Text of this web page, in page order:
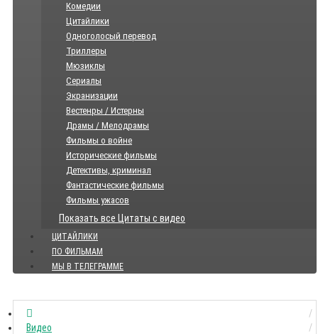
Комедии
Цитайлики
Одноголосый перевод
Триллеры
Мюзиклы
Сериалы
Экранизации
Вестенры / Истерны
Драмы / Мелодрамы
Фильмы о войне
Исторические фильмы
Детективы, криминал
Фантастические фильмы
Фильмы ужасов
Показать все Цитаты с видео
ЦИТАЙЛИКИ
ПО ФИЛЬМАМ
МЫ В ТЕЛЕГРАММЕ
Видео